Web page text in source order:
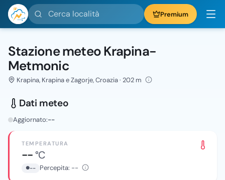
Cerca località Premium
Stazione meteo Krapina-
Metmonic
Krapina, Krapina e Zagorje, Croazia · 202 m
Dati meteo
Aggiornato:--
TEMPERATURA
--°C
-- Percepita: --